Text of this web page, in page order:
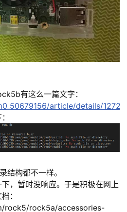
有这么一篇文字：
article/details/
构都不一样。
，暂时没响应。于是积极在网上
：
rock5/rock5a/accessories-